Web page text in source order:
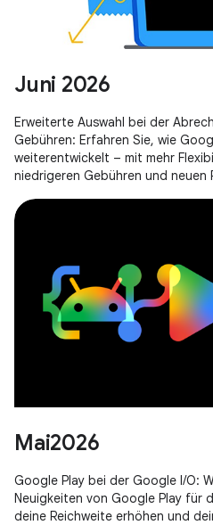
Juni 2026
Erweiterte Auswahl bei der
Gebühren: Erfahren Sie, wie
weiterentwickelt – mit mehr
niedrigeren Gebühren und neuen
Mai2026
Google Play bei der Google I/O:
Neuigkeiten von Google Play für
deine Reichweite erhöhen und